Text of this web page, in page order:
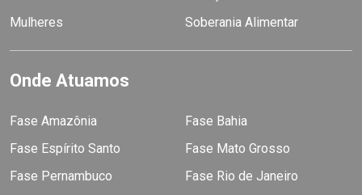
Mulheres
Soberania Alimentar
Onde Atuamos
Fase Amazônia
Fase Bahia
Fase Espírito Santo
Fase Mato Grosso
Fase Pernambuco
Fase Rio de Janeiro